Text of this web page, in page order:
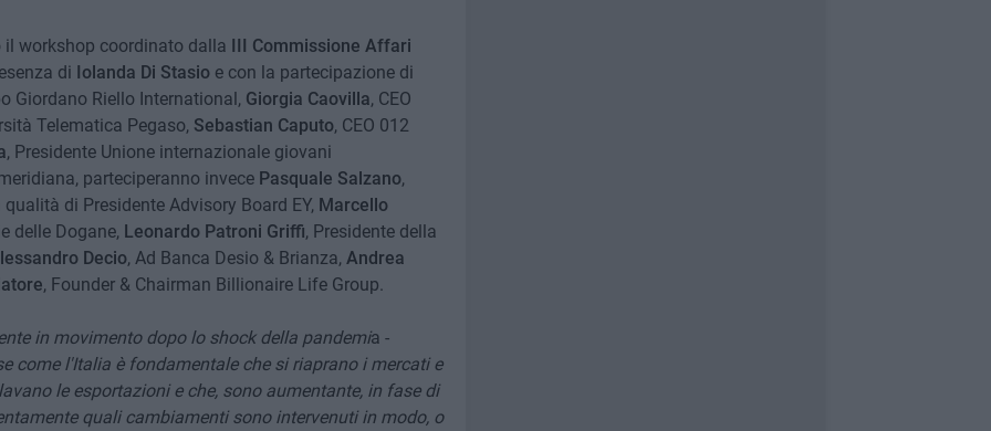
il workshop coordinato dalla III Commissione Affari
di Iolanda Di Stasioe con la partecipazione di
Giordano Riello International, Giorgia Caovilla, CEO
Telematica Pegaso, Sebastian Caputo, CEO 012
, Presidente Unione internazionale giovani
parteciperanno invece Pasquale Salzano,
qualità di Presidente Advisory Board EY, Marcello
delle Dogane, Leonardo Patroni Griffi, Presidente della
Decio, Ad Banca Desio & Brianza, Andrea
, Founder & Chairman Billionaire Life Group.
in movimento dopo lo shock della pandemia -
come l'Italia è fondamentale che si riaprano i mercati e
le esportazioni e che, sono aumentante, in fase di
quali cambiamenti sono intervenuti in modo, o